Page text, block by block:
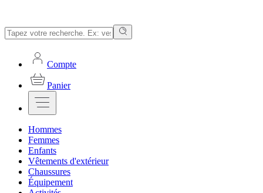
Compte
Panier
Hommes
Femmes
Enfants
Vêtements d'extérieur
Chaussures
Équipement